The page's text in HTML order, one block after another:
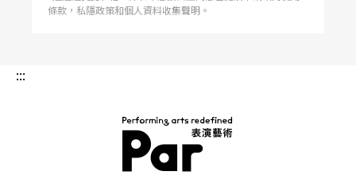
條款，私隱政策和個人資料收集聲明。
:::